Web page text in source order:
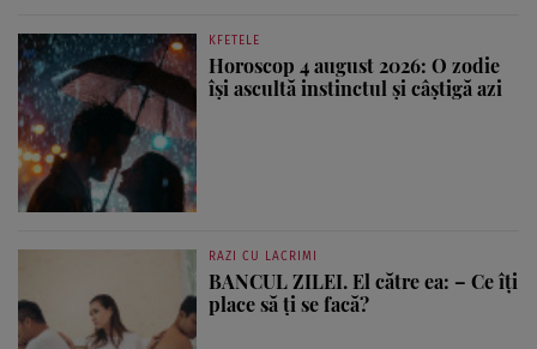
KFETELE
Horoscop 4 august 2026: O zodie
își ascultă instinctul și câștigă azi
RAZI CU LACRIMI
BANCUL ZILEI. El către ea: – Ce îți
place să ți se facă?